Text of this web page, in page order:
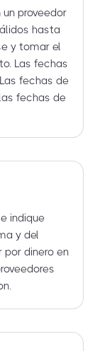
proveedor
hasta
y tomar el
Las fechas
fechas de
fechas de
indique
y del
por dinero en